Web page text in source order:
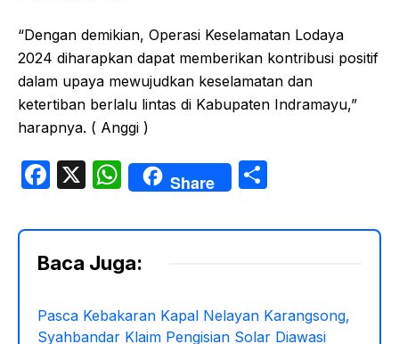
“Dengan demikian, Operasi Keselamatan Lodaya
2024 diharapkan dapat memberikan kontribusi positif
dalam upaya mewujudkan keselamatan dan
ketertiban berlalu lintas di Kabupaten Indramayu,”
harapnya. ( Anggi )
F
c
e
o
X
W
h
at
s
p
Share
ar
Baca Juga:
Pasca Kebakaran Kapal Nelayan Karangsong,
Syahbandar Klaim Pengisian Solar Diawasi